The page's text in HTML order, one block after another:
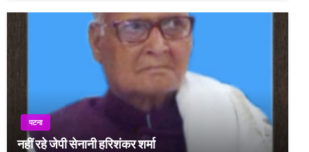
पटना
नहीं रहे जेपी सेनानी हरिशंकर शर्मा